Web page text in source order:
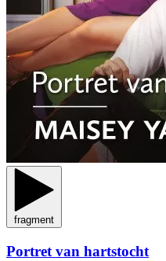
fragment
Portret van hartstocht